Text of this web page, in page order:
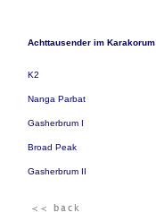
Achttausender im Karakorum
K2
Nanga Parbat
Gasherbrum I
Broad Peak
Gasherbrum II